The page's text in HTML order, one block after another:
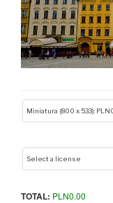
TOTAL: PLN0.00